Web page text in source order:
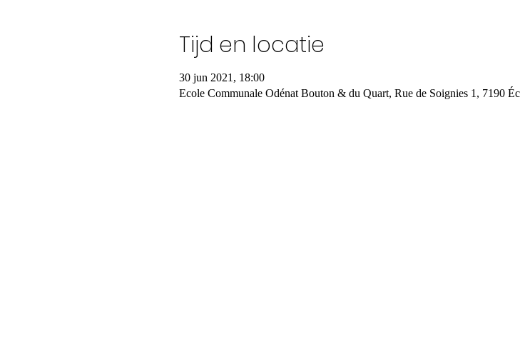
Tijd en locatie
30 jun 2021, 18:00
Ecole Communale Odénat Bouton & du Quart, Rue de Soignies 1, 7190